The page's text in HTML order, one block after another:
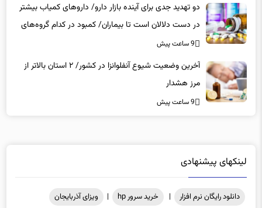
در دست دلالان است تا بیماران/ کمبود در کدام گروه‌های
دارویی محسوس‌تر است؟
9 ساعت پیش
مرز هشدار
9 ساعت پیش
دانلود رایگان نرم افزار